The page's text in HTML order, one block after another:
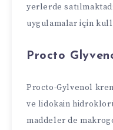
yerlerde
uygulamalar için
Procto
Procto-Gylvenol
ve lidokain
maddeler de